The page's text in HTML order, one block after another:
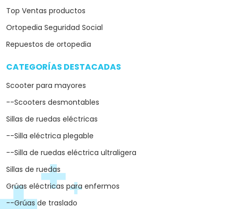
Top Ventas productos
Ortopedia Seguridad Social
Repuestos de ortopedia
CATEGORÍAS DESTACADAS
Scooter para mayores
--Scooters desmontables
Sillas de ruedas eléctricas
--Silla eléctrica plegable
--Silla de ruedas eléctrica ultraligera
Sillas de ruedas
Grúas eléctricas para enfermos
--Grúas de traslado